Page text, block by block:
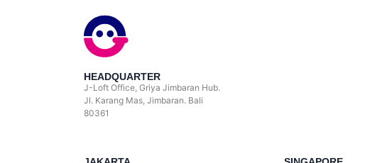
HEADQUARTER
J-Loft Office, Griya Jimbaran Hub.
Jl. Karang Mas, Jimbaran. Bali
80361